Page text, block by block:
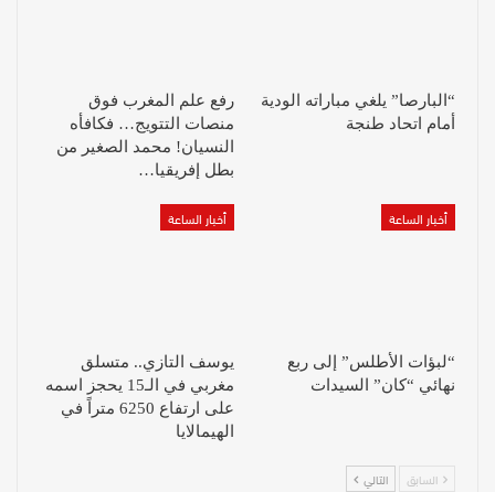
“البارصا” يلغي مباراته الودية
أمام اتحاد طنجة
رفع علم المغرب فوق
منصات التتويج… فكافأه
النسيان! محمد الصغير من
بطل إفريقيا…
أخبار الساعة
“لبؤات الأطلس” إلى ربع
نهائي “كان” السيدات
أخبار الساعة
يوسف التازي.. متسلق
مغربي في الـ15 يحجز اسمه
على ارتفاع 6250 متراً في
الهيمالايا
السابق التالي